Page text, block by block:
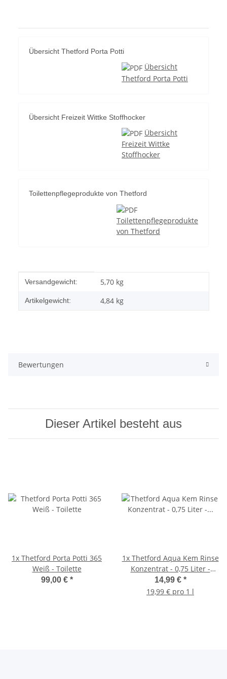
Übersicht Thetford Porta Potti
Übersicht
Thetford Porta Potti
Übersicht Freizeit Wittke Stoffhocker
Übersicht
Freizeit Wittke
Stoffhocker
Toilettenpflegeprodukte von Thetford
Toilettenpflegeprodukte
von Thetford
Produkteigenschaft
Wert
Versandgewicht: 5,70 kg
Artikelgewicht: 4,84 kg
Bewertungen
Dieser Artikel besteht aus
1x Thetford Porta Potti 365
Weiß - Toilette
99,00 € *
1x Thetford Aqua Kem Rinse
Konzentrat - 0,75 Liter -
Sanitärflüssigkeit
14,99 € *
19,99 € pro 1 l